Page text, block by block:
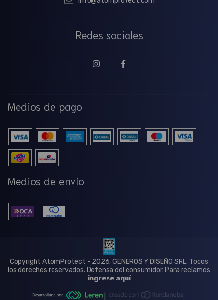
Redes sociales
Medios de pago
Medios de envío
Copyright AtomProtect - 2026. GENEROS Y DISEÑO SRL. Todos
los derechos reservados. Defensa del consumidor. Para reclamos
ingrese aquí